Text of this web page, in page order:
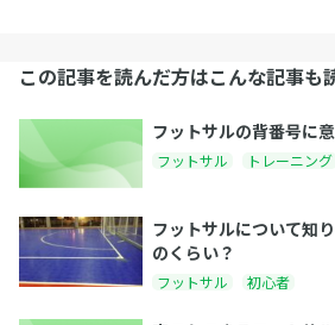
この記事を読んだ方はこんな記事も
フットサルの背番号に
フットサル トレーニング
フットサルについて知
のくらい？
フットサル 初心者